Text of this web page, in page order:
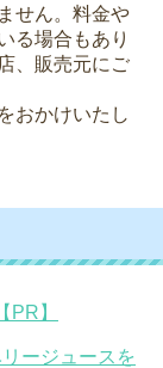
せん。料金や
る場合もあり
、販売元にご
おかけいたし
PR】
ージュースを